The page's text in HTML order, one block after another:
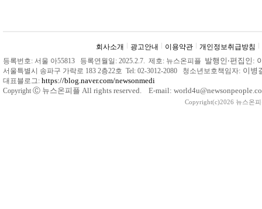
회사소개 광고안내 이용약관
개인정보취급방침
등록번호: 서울 아55813 등록연월일: 2025.2.7. 제호: 뉴스온피플 발행인 ‧편집인:
서울특별시 송파구 가락로 183 2층22호 Tel: 02-3012-2080 청소년보호책임자: 이
대표블로그: https://blog.naver.com/newsonmedi
Copyright Ⓒ 뉴스온피플 All rights reserved. E-mail:
Copyright(c)2026 뉴스온